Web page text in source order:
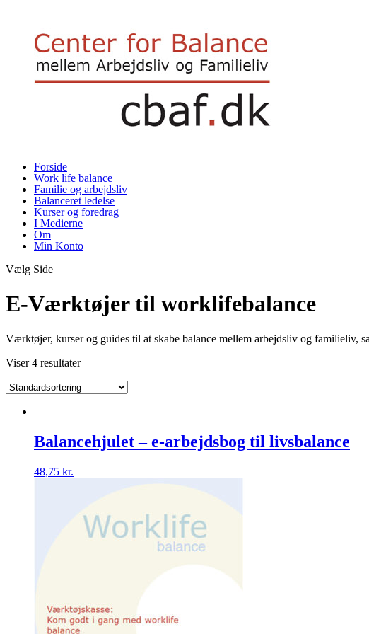
Forside
Work life balance
Familie og arbejdsliv
Balanceret ledelse
Kurser og foredrag
I Medierne
Om
Min Konto
Vælg Side
E-Værktøjer til worklifebalance
Værktøjer, kurser og guides til at skabe balance mellem arbejdsliv og familieliv,
Viser 4 resultater
Balancehjulet – e-arbejdsbog til livsbalance
48,75 kr.